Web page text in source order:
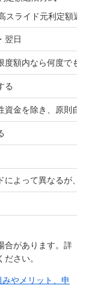
スライド元利定額返
翌日
度額内なら何度でも
る
資金を除き、原則自
によって異なるが、
合があります。詳
さい。
やメリット、申